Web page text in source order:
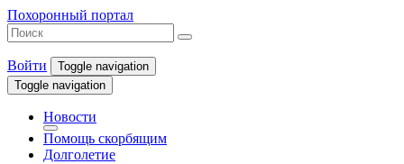
Похоронный портал
Войти
Toggle navigation
Toggle navigation
Новости
Помощь скорбящим
Долголетие